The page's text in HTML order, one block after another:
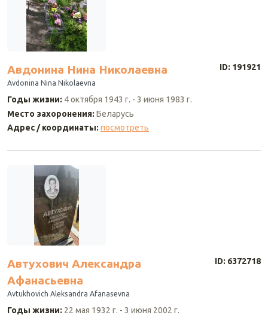
Авдонина Нина Николаевна ID: 191921
Avdonina Nina Nikolaevna
Годы жизни: 4 октября 1943 г. - 3 июня 1983 г.
Место захоронения: Беларусь
Адрес / координаты: посмотреть
Автухович Александра
Афанасьевна
ID: 6372718
Avtukhovich Aleksandra Afanasevna
Годы жизни: 22 мая 1932 г. - 3 июня 2002 г.